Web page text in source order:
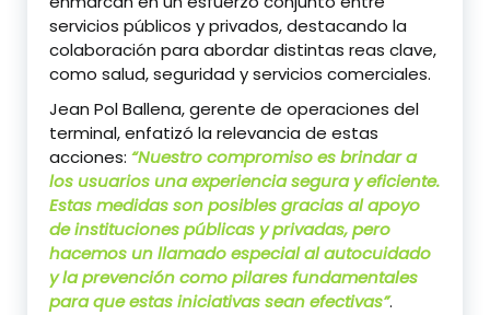
servicios públicos y privados, destacando la
colaboración para abordar distintas reas clave,
como salud, seguridad y servicios comerciales.
Jean Pol Ballena, gerente de operaciones del
terminal, enfatizó la relevancia de estas
acciones: “Nuestro compromiso es brindar a
los usuarios una experiencia segura y eficiente.
Estas medidas son posibles gracias al apoyo
de instituciones públicas y privadas, pero
hacemos un llamado especial al autocuidado
y la prevención como pilares fundamentales
para que estas iniciativas sean efectivas”.